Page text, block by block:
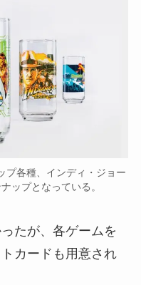
プ各種、インディ・ジョー
ップとなっている。
たが、各ゲームを
カードも用意され